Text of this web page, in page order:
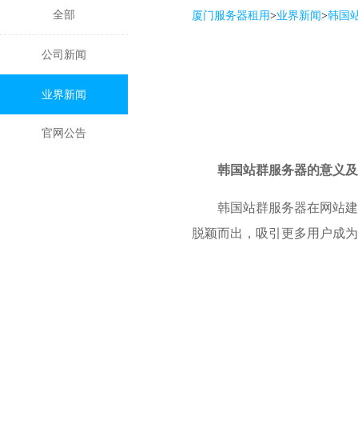
全部
公司新闻
业界新闻
官网公告
厦门服务器租用>业界新闻>韩国
韩国站群服务器的意义
韩国站群服务器在网站
脱颖而出，吸引更多用户成